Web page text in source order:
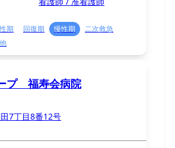
期 回復期 慢性期
二次救急
プ 福寿会病院
7丁目8番12号